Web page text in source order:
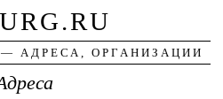
АДРЕСА, ОРГАНИЗАЦИИ